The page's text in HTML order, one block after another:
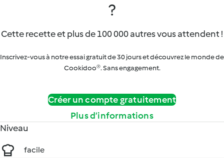
?
Cette recette et plus de 100 000 autres vous attendent !
Inscrivez-vous à notre essai gratuit de 30 jours et découvrez le monde de
Cookidoo®. Sans engagement.
Créer un compte gratuitement
Plus d’informations
Niveau
facile